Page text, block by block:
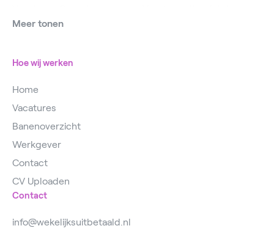
Vacatures
Meer tonen
Hoe wij werken
Home
Vacatures
Banenoverzicht
Werkgever
Contact
CV Uploaden
Contact
info@wekelijksuitbetaald.nl